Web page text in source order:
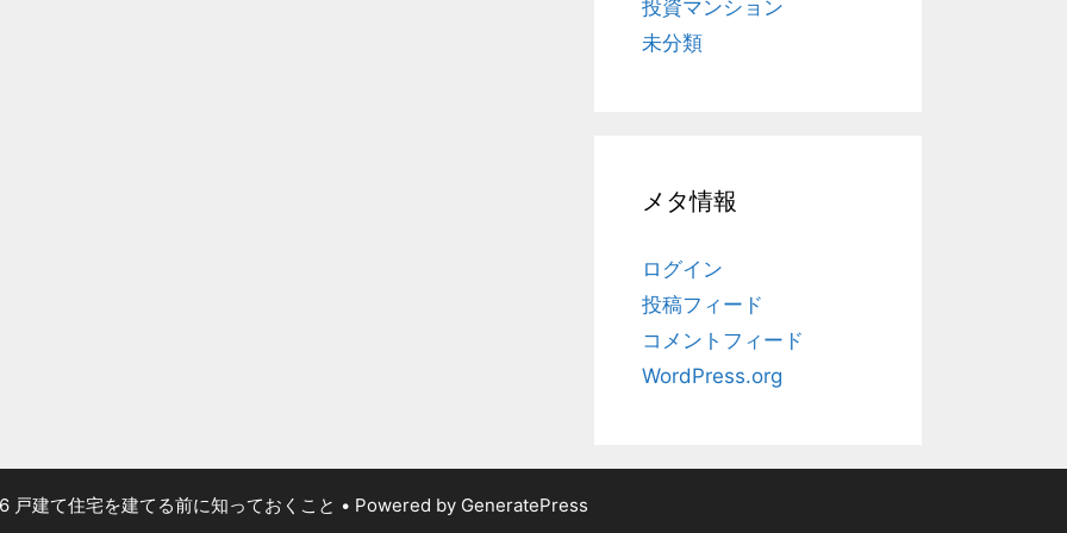
投資マンション
未分類
メタ情報
ログイン
投稿フィード
コメントフィード
WordPress.org
戸建て住宅を建てる前に知っておくこと • Powered by GeneratePress